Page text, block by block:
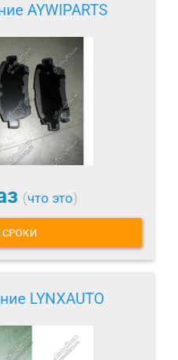
AYWIPARTS
(что это)
LYNXAUTO